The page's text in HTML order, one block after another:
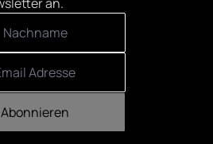
Abonnieren